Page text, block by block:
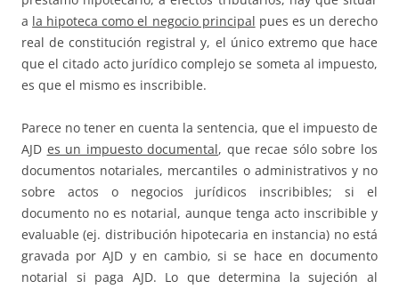
a la hipoteca como el negocio principal pues es un derecho
real de constitución registral y, el único extremo que hace
que el citado acto jurídico complejo se someta al impuesto,
es que el mismo es inscribible.
Parece no tener en cuenta la sentencia, que el impuesto de
AJD es un impuesto documental, que recae sólo sobre los
documentos notariales, mercantiles o administrativos y no
sobre actos o negocios jurídicos inscribibles; si el
documento no es notarial, aunque tenga acto inscribible y
evaluable (ej. distribución hipotecaria en instancia) no está
gravada por AJD y en cambio, si se hace en documento
notarial si paga AJD. Lo que determina la sujeción al